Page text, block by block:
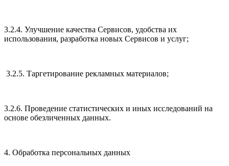
3.2.4. Улучшение качества Сервисов, удобства их
использования, разработка новых Сервисов и услуг;
3.2.5. Таргетирование рекламных материалов;
3.2.6. Проведение статистических и иных исследований на
основе обезличенных данных.
4. Обработка персональных данных